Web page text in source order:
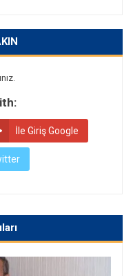
İle Giriş Google